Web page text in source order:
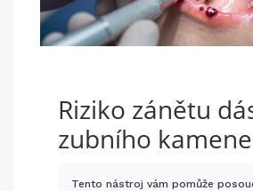
Riziko zánětu
zubního kamene
Tento nástroj vám pomůže